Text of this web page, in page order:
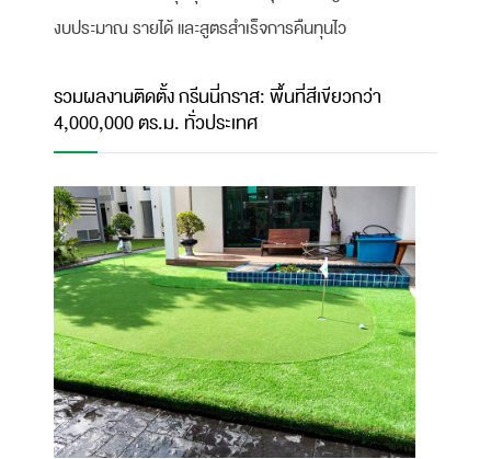
งบประมาณ รายได้ และสูตรสำเร็จการคืนทุนไว
รวมผลงานติดตั้ง กรีนนี่กราส: พื้นที่สีเขียวกว่า
4,000,000 ตร.ม. ทั่วประเทศ